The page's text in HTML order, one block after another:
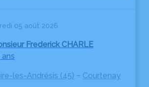
05 août 2026
Frederick CHARLE
ans
les-Andrésis (45) – Courtenay